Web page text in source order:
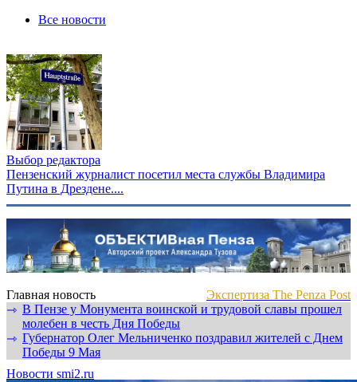
Все новости
Выбор редактора
Пензенский журналист посетил места службы Владимира
Путина в Дрездене....
Главная новость
Экспертиза The Penza Post
⇾ В Пензе у Монумента воинской и трудовой славы прошел
молебен в честь Дня Победы
⇾ Губернатор Олег Мельниченко поздравил жителей с Днем
Победы 9 Мая
Новости smi2.ru